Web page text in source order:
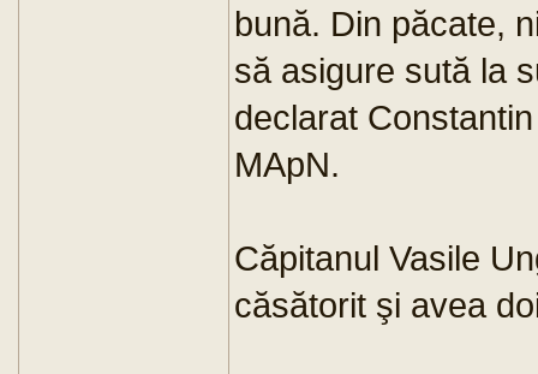
bună. Din păcate,
să asigure sută la
declarat
MApN.
Căpitanul Vasile
căsătorit şi avea